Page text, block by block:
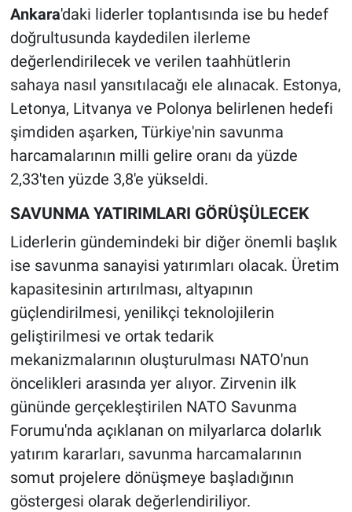
Ankara'daki liderler toplantısında ise bu hedef
doğrultusunda kaydedilen ilerleme
değerlendirilecek ve verilen taahhütlerin
sahaya nasıl yansıtılacağı ele alınacak. Estonya,
Letonya, Litvanya ve Polonya belirlenen hedefi
şimdiden aşarken, Türkiye'nin savunma
harcamalarının milli gelire oranı da yüzde
2,33'ten yüzde 3,8'e yükseldi.
SAVUNMA YATIRIMLARI GÖRÜŞÜLECEK
Liderlerin gündemindeki bir diğer önemli başlık
ise savunma sanayisi yatırımları olacak. Üretim
kapasitesinin artırılması, altyapının
güçlendirilmesi, yenilikçi teknolojilerin
geliştirilmesi ve ortak tedarik
mekanizmalarının oluşturulması NATO'nun
öncelikleri arasında yer alıyor. Zirvenin ilk
gününde gerçekleştirilen NATO Savunma
Forumu'nda açıklanan on milyarlarca dolarlık
yatırım kararları, savunma harcamalarının
somut projelere dönüşmeye başladığının
göstergesi olarak değerlendiriliyor.